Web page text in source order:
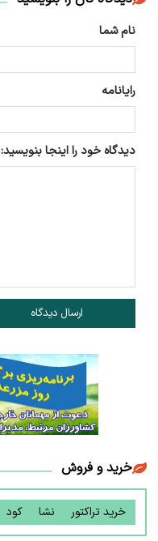
نام شما
رایانامه
دیدگاه خود را اینجا بنویسید:
ارسال دیدگاه
خرید و فروش
خرید تراکتور نشا کود